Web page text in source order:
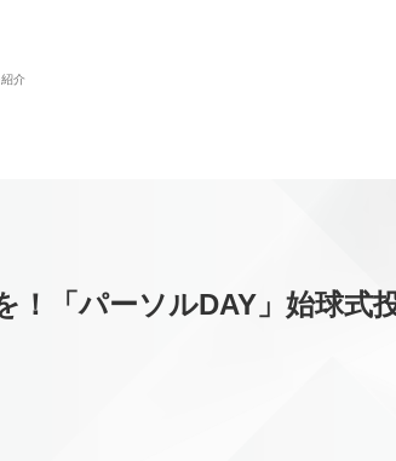
介
！「パーソルDAY」始球式